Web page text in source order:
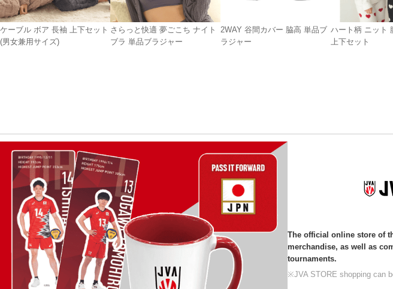
ケーブル ボア 長袖 上下セット
(男女兼用サイズ)
さらっと快適 夢ごこち ナイト
ブラ 単品ブラジャー
2WAY 谷間カバー 脇高 単品ブ
ラジャー
ハート柄 ニット
上下セット
The official online store of
merchandise, as well as
tournaments.
※JVA STORE shopping can